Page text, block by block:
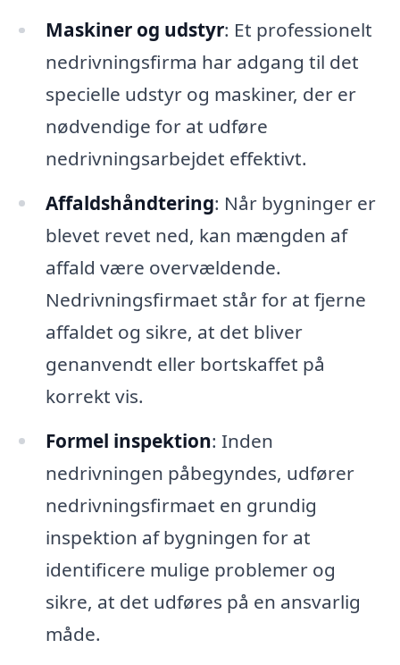
Maskiner og udstyr: Et professionelt
nedrivningsfirma har adgang til det
specielle udstyr og maskiner, der er
nødvendige for at udføre
nedrivningsarbejdet effektivt.
Affaldshåndtering: Når bygninger er
blevet revet ned, kan mængden af
affald være overvældende.
Nedrivningsfirmaet står for at fjerne
affaldet og sikre, at det bliver
genanvendt eller bortskaffet på
korrekt vis.
Formel inspektion: Inden
nedrivningen påbegyndes, udfører
nedrivningsfirmaet en grundig
inspektion af bygningen for at
identificere mulige problemer og
sikre, at det udføres på en ansvarlig
måde.